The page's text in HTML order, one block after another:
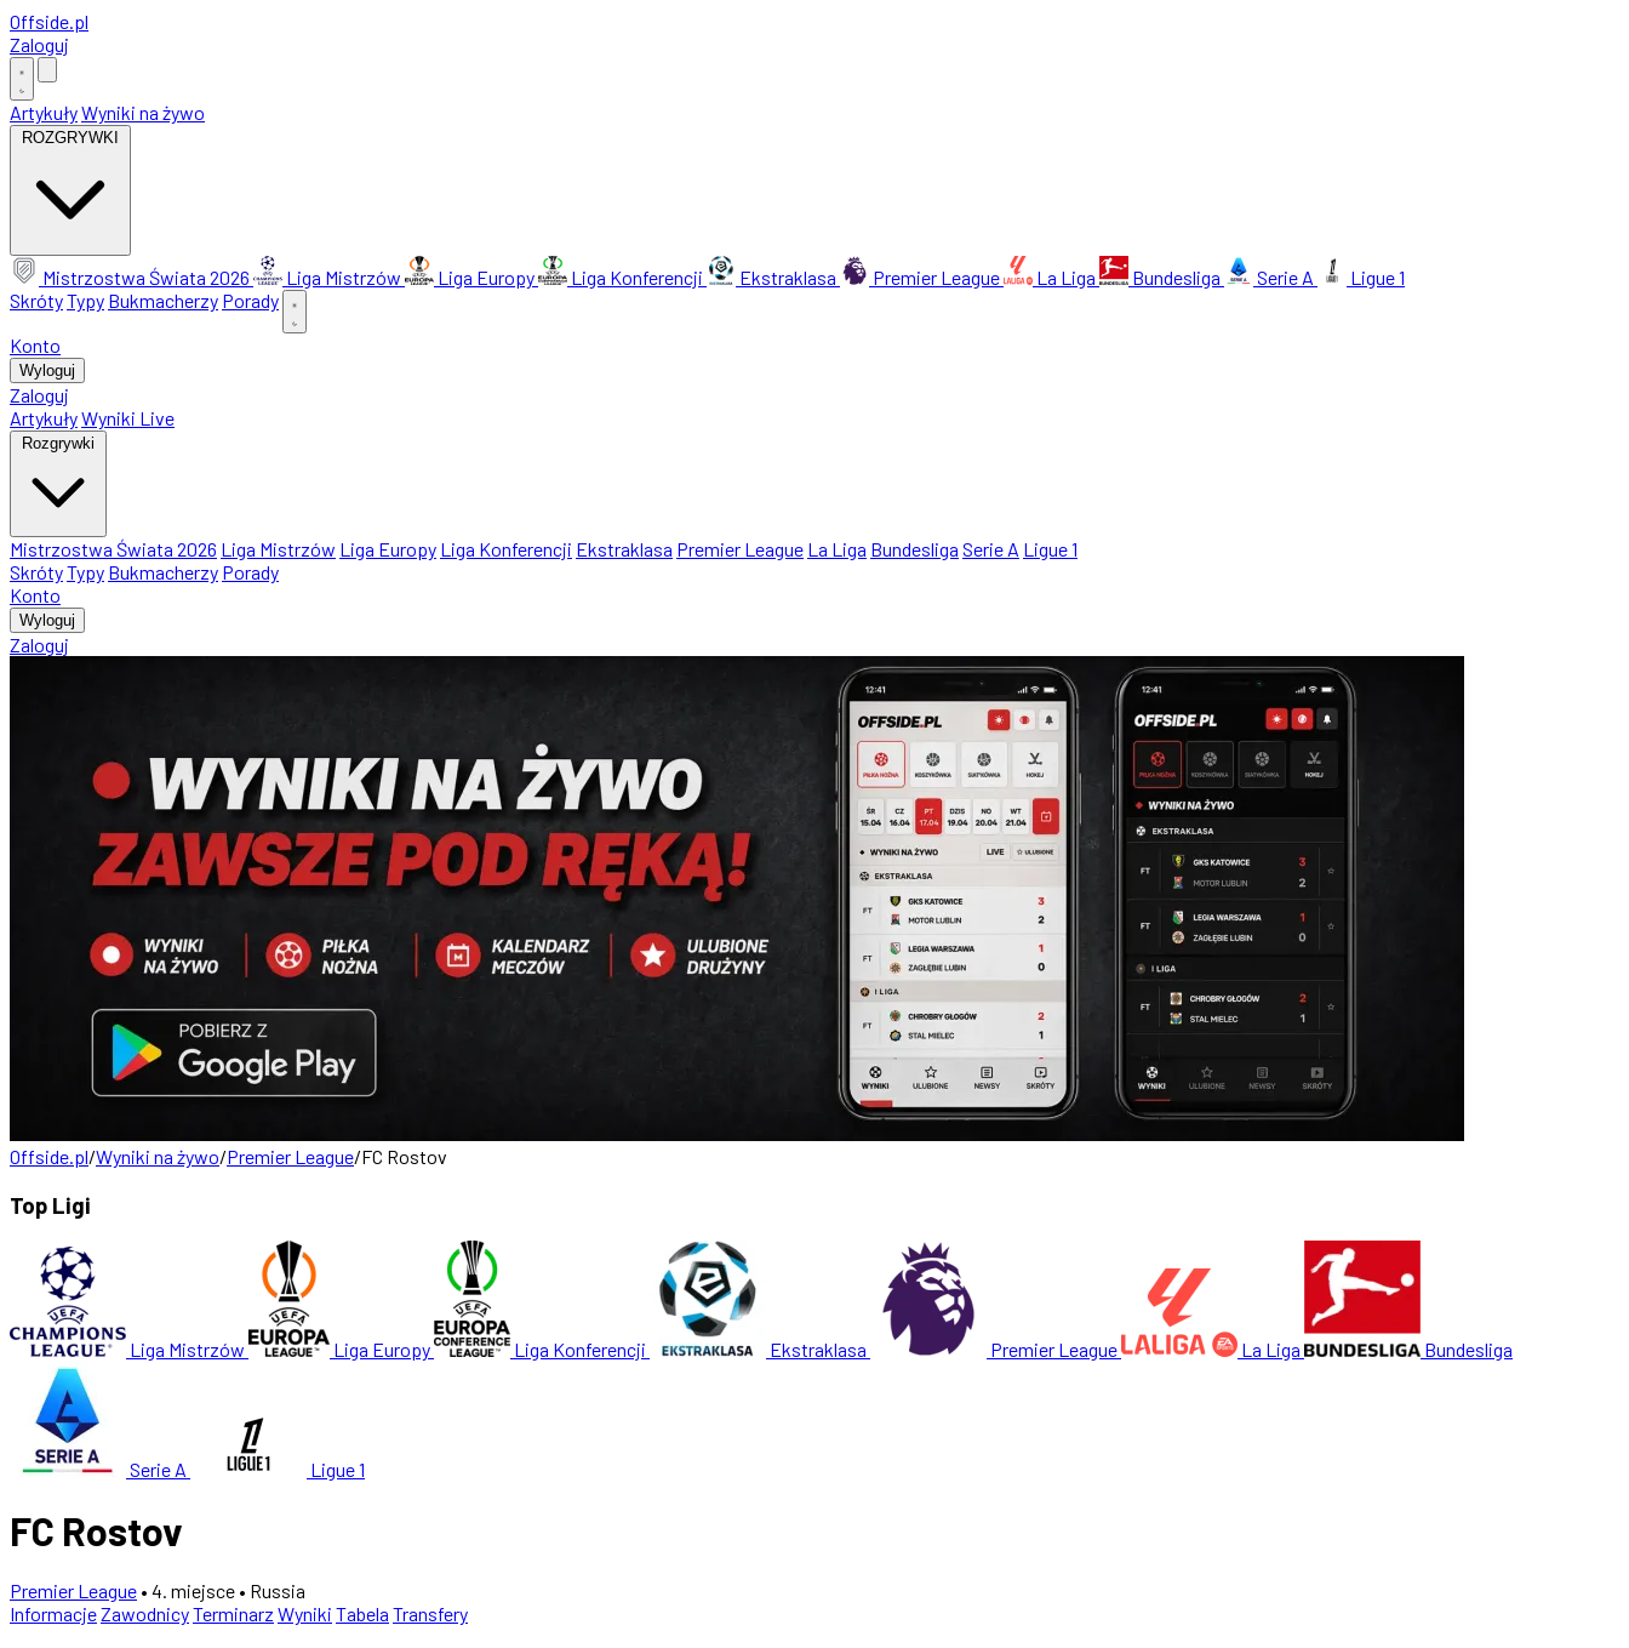
Offside.pl
Zaloguj
ArtykułyWyniki na żywo
ROZGRYWKI
Mistrzostwa Świata 2026 Liga Mistrzów Liga Europy Liga Konferencji Ekstraklasa Premier League La Liga Bundesliga Serie A
Ligue 1
SkrótyTypy Bukmacherzy Porady
Konto
Wyloguj
Zaloguj
ArtykułyWyniki Live
Rozgrywki
Mistrzostwa Świata 2026 Liga Mistrzów Liga Europy Liga Konferencji Ekstraklasa Premier League La Liga Bundesliga Serie A Ligue 1
SkrótyTypy Bukmacherzy Porady
Konto
Wyloguj
Zaloguj
Offside.pl/Wyniki na żywo/Premier League/FC Rostov
Top Ligi
Liga Mistrzów Liga Europy Liga Konferencji Ekstraklasa Premier League La Liga Bundesliga
Serie A Ligue 1
FC Rostov
Premier League • 4. miejsce • Russia
InformacjeZawodnicyTerminarz Wyniki Tabela Transfery